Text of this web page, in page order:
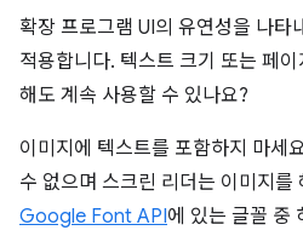
확장 프로그램 UI의 유연성을 나타
적용합니다. 텍스트 크기 또는 페
해도 계속 사용할 수 있나요?
이미지에 텍스트를 포함하지 마세
수 없으며 스크린 리더는 이미지를
Google Font API에 있는 글꼴 중